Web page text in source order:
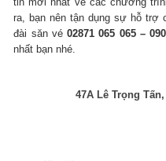
ra, bạn nên tận dụng sự hỗ trợ
đài săn vé02871 065 065 –
nhất bạn nhé.
47A Lê Trọng